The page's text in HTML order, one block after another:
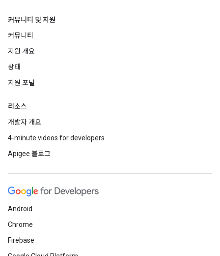
커뮤니티 및 지원
커뮤니티
지원 개요
상태
지원 포털
리소스
개발자 개요
4-minute videos for developers
Apigee 블로그
Android
Chrome
Firebase